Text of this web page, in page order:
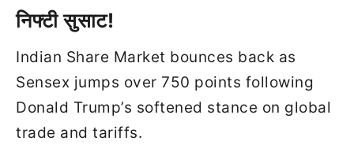
निफ्टी सुसाट!
Indian Share Market bounces back as
Sensex jumps over 750 points following
Donald Trump’s softened stance on global
trade and tariffs.